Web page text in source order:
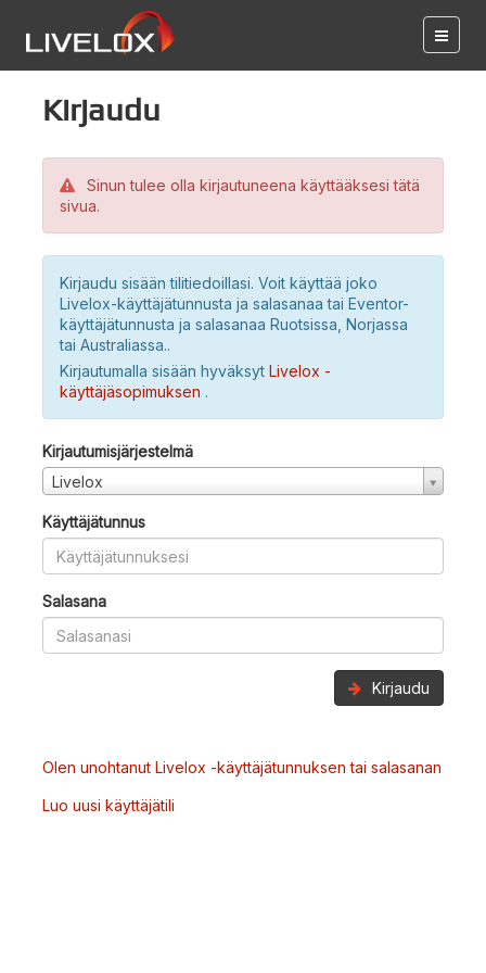
Kirjaudu
Sinun tulee olla kirjautuneena käyttääksesi tätä
sivua.
Kirjaudu sisään tilitiedoillasi. Voit käyttää joko
Livelox-käyttäjätunnusta ja salasanaa tai Eventor-
käyttäjätunnusta ja salasanaa Ruotsissa, Norjassa
tai Australiassa..
Kirjautumalla sisään hyväksyt Livelox -
käyttäjäsopimuksen .
Kirjautumisjärjestelmä
Livelox
Käyttäjätunnus
Salasana
Kirjaudu
Olen unohtanut Livelox -käyttäjätunnuksen tai salasanan
Luo uusi käyttäjätili